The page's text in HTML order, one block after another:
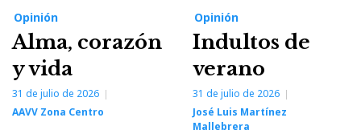
Opinión
Alma, corazón
y vida
31 de julio de 2026
AAVV Zona Centro
Opinión
Indultos de
verano
31 de julio de 2026
José Luis Martínez
Mallebrera